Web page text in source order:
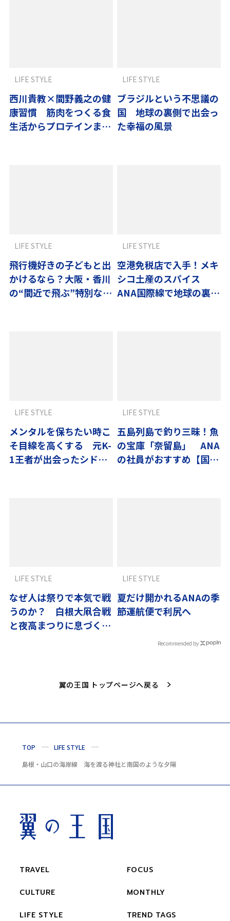
西川貴教×間野義之の健
康習慣 筋肉をつくる食
生活からプロテインまで
LIFE STYLE
ブラジルという不思議の
国 地球の裏側で出会っ
た幸福の風景
LIFE STYLE
飛行機好きの子どもと出
かけるなら？大阪・香川
の“間近で飛ぶ”特別な体
LIFE STYLE
空港免税店で入手！メキ
シコ土産のスパイス
ANA国際線で地球の裏へ
LIFE STYLE
メンタルを保ちたい時こ
そ目線を高くする 元K-
1王者が出会ったシド
LIFE STYLE
五島列島で釣り三昧！魚
の宝庫「奈留島」 ANA
の社員がおすすめ【国内
LIFE STYLE
なぜ人は祭りで本気で戦
うのか？ 白根大凧合戦
と夜高まつりに息づく
LIFE STYLE
夏だけ開かれるANAの季
節運航便で利尻へ
LIFE STYLE
Recommended by
翼の王国 トップページへ戻る
TOP
LIFE STYLE
島根・山口の海岸線 海を渡る神社と南国のような夕陽
TRAVEL
CULTURE
LIFE STYLE
FOCUS
MONTHLY
TREND TAGS